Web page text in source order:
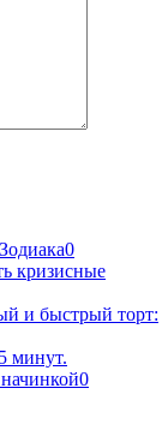
0
кризисные
и быстрый торт:
минут.
0